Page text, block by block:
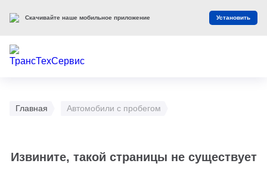
Главная Автомобили с пробегом
Извините, такой страницы не существует
Скачивайте наше мобильное приложение Установить